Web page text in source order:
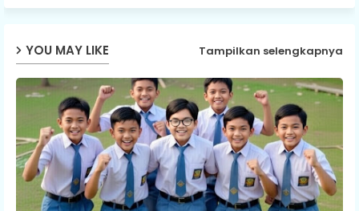
YOU MAY LIKE Tampilkan selengkapnya